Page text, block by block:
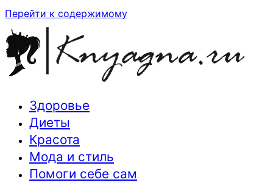
Перейти к содержимому
Траектория здоровья и красоты
Здоровье
Диеты
Красота
Мода и стиль
Помоги себе сам